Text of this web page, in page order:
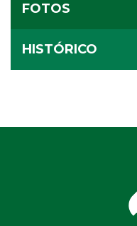
FOTOS
HISTÓRICO